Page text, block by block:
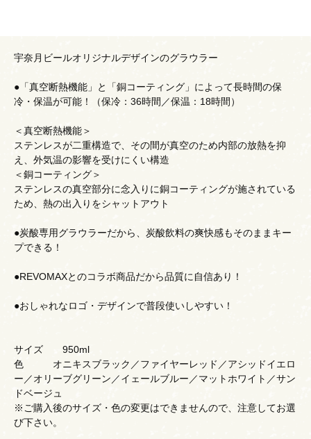
宇奈月ビールオリジナルデザインのグラウラー
●「真空断熱機能」と「銅コーティング」によって長時間の保
冷・保温が可能！（保冷：36時間／保温：18時間）
＜真空断熱機能＞
ステンレスが二重構造で、その間が真空のため内部の放熱を抑
え、外気温の影響を受けにくい構造
＜銅コーティング＞
ステンレスの真空部分に念入りに銅コーティングが施されている
ため、熱の出入りをシャットアウト
●炭酸専用グラウラーだから、炭酸飲料の爽快感もそのままキー
プできる！
●REVOMAXとのコラボ商品だから品質に自信あり！
●おしゃれなロゴ・デザインで普段使いしやすい！
サイズ 950ml
色 オニキスブラック／ファイヤーレッド／アシッドイエロ
ー／オリーブグリーン／イェールブルー／マットホワイト／サン
ドベージュ
※ご購入後のサイズ・色の変更はできませんので、注意してお選
び下さい。